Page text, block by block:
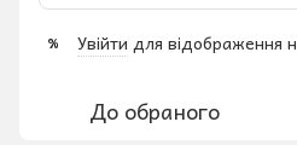
% Увійти для відображення
До обраного